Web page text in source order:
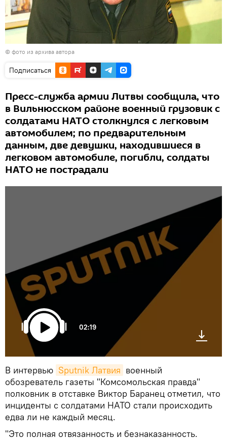
© фото из архива автора
Подписаться
Пресс-служба армии Литвы сообщила, что
в Вильнюсском районе военный грузовик с
солдатами НАТО столкнулся с легковым
автомобилем; по предварительным
данным, две девушки, находившиеся в
легковом автомобиле, погибли, солдаты
НАТО не пострадали
02:19
В интервью Sputnik Латвия военный
обозреватель газеты "Комсомольская правда"
полковник в отставке Виктор Баранец отметил, что
инциденты с солдатами НАТО стали происходить
едва ли не каждый месяц.
"Это полная отвязанность и безнаказанность.